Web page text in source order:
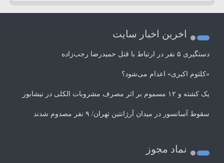
اخرین اخبار سایت
دستگیری ۵ نفر در ارتباط با قتل حمیدرضا رجب‌زاده
«کلثوم اکبری» اعدام می‌شود؟
یک کشته و ۱۲ مسموم بر اثر مصرف مشروبات الکلی در نیشابور
سقوط آسانسور در میدان آرژانتین تهران/ ۹ نفر مصدوم شدند
نماد مجوز